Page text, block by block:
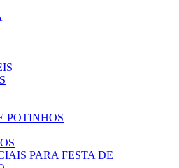
POTINHOS
PARA FESTA DE